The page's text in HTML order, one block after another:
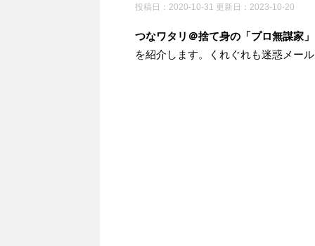
投稿日：2020-10-31 更新日： 2023-10-20
つなワタリ＠捨て身の「プロ無謀家
を紹介します。くれぐれも迷惑メー